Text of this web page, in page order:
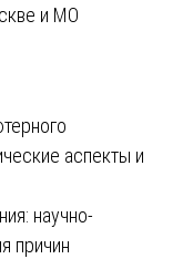
и МО
аспекты и
научно-
причин